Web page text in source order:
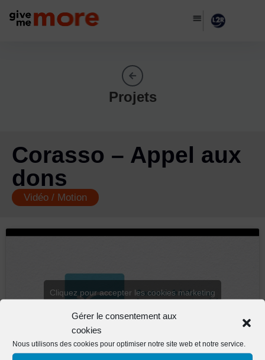
Gérer le consentement aux
cookies
Nous utilisons des cookies pour optimiser notre site web et notre service.
Projets
Corasso – Appel aux
dons
Vidéo / Motion
Cliquez pour accepter les cookies marketing